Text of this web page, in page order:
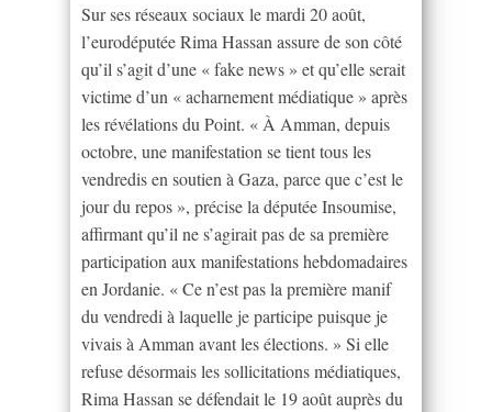
Sur ses réseaux sociaux le mardi 20 août,
l’eurodéputée Rima Hassan assure de son côté
qu’il s’agit d’une « fake news » et qu’elle serait
victime d’un « acharnement médiatique » après
les révélations du Point. « À Amman, depuis
octobre, une manifestation se tient tous les
vendredis en soutien à Gaza, parce que c’est le
jour du repos », précise la députée Insoumise,
affirmant qu’il ne s’agirait pas de sa première
participation aux manifestations hebdomadaires
en Jordanie. « Ce n’est pas la première manif
du vendredi à laquelle je participe puisque je
vivais à Amman avant les élections. » Si elle
refuse désormais les sollicitations médiatiques,
Rima Hassan se défendait le 19 août auprès du